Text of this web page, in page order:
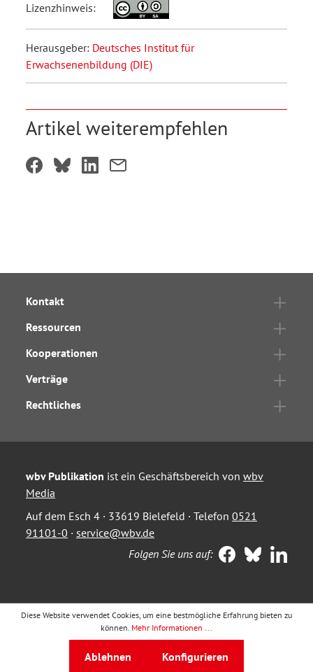
Lizenzhinweis:
Herausgeber: Deutsches Institut für
Erwachsenenbildung (DIE)
Artikel weiterempfehlen
Kontakt
Ressourcen
Kooperationen
Verträge
Rechtliches
wbv Publikation ist ein Geschäftsbereich von wbv
Media
Auf dem Esch 4 · 33619 Bielefeld · Telefon 0521
91101-0 · service@wbv.de
Folgen Sie uns auf:
Diese Website verwendet Cookies, um eine bestmögliche Erfahrung bieten zu
können. Mehr Informationen ...
Ablehnen Konfigurieren